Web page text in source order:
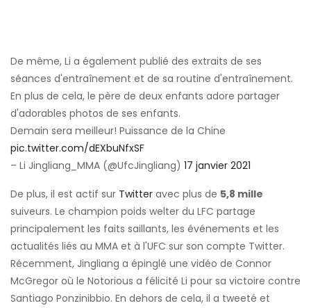
De même, Li a également publié des extraits de ses
séances d'entraînement et de sa routine d'entraînement.
En plus de cela, le père de deux enfants adore partager
d'adorables photos de ses enfants.
Demain sera meilleur! Puissance de la Chine
pic.twitter.com/dEXbuNfxSF
– Li Jingliang_MMA (@UfcJingliang) 17 janvier 2021
De plus, il est actif sur Twitter avec plus de 5,8 mille
suiveurs. Le champion poids welter du LFC partage
principalement les faits saillants, les événements et les
actualités liés au MMA et à l'UFC sur son compte Twitter.
Récemment, Jingliang a épinglé une vidéo de Connor
McGregor où le Notorious a félicité Li pour sa victoire contre
Santiago Ponzinibbio. En dehors de cela, il a tweeté et